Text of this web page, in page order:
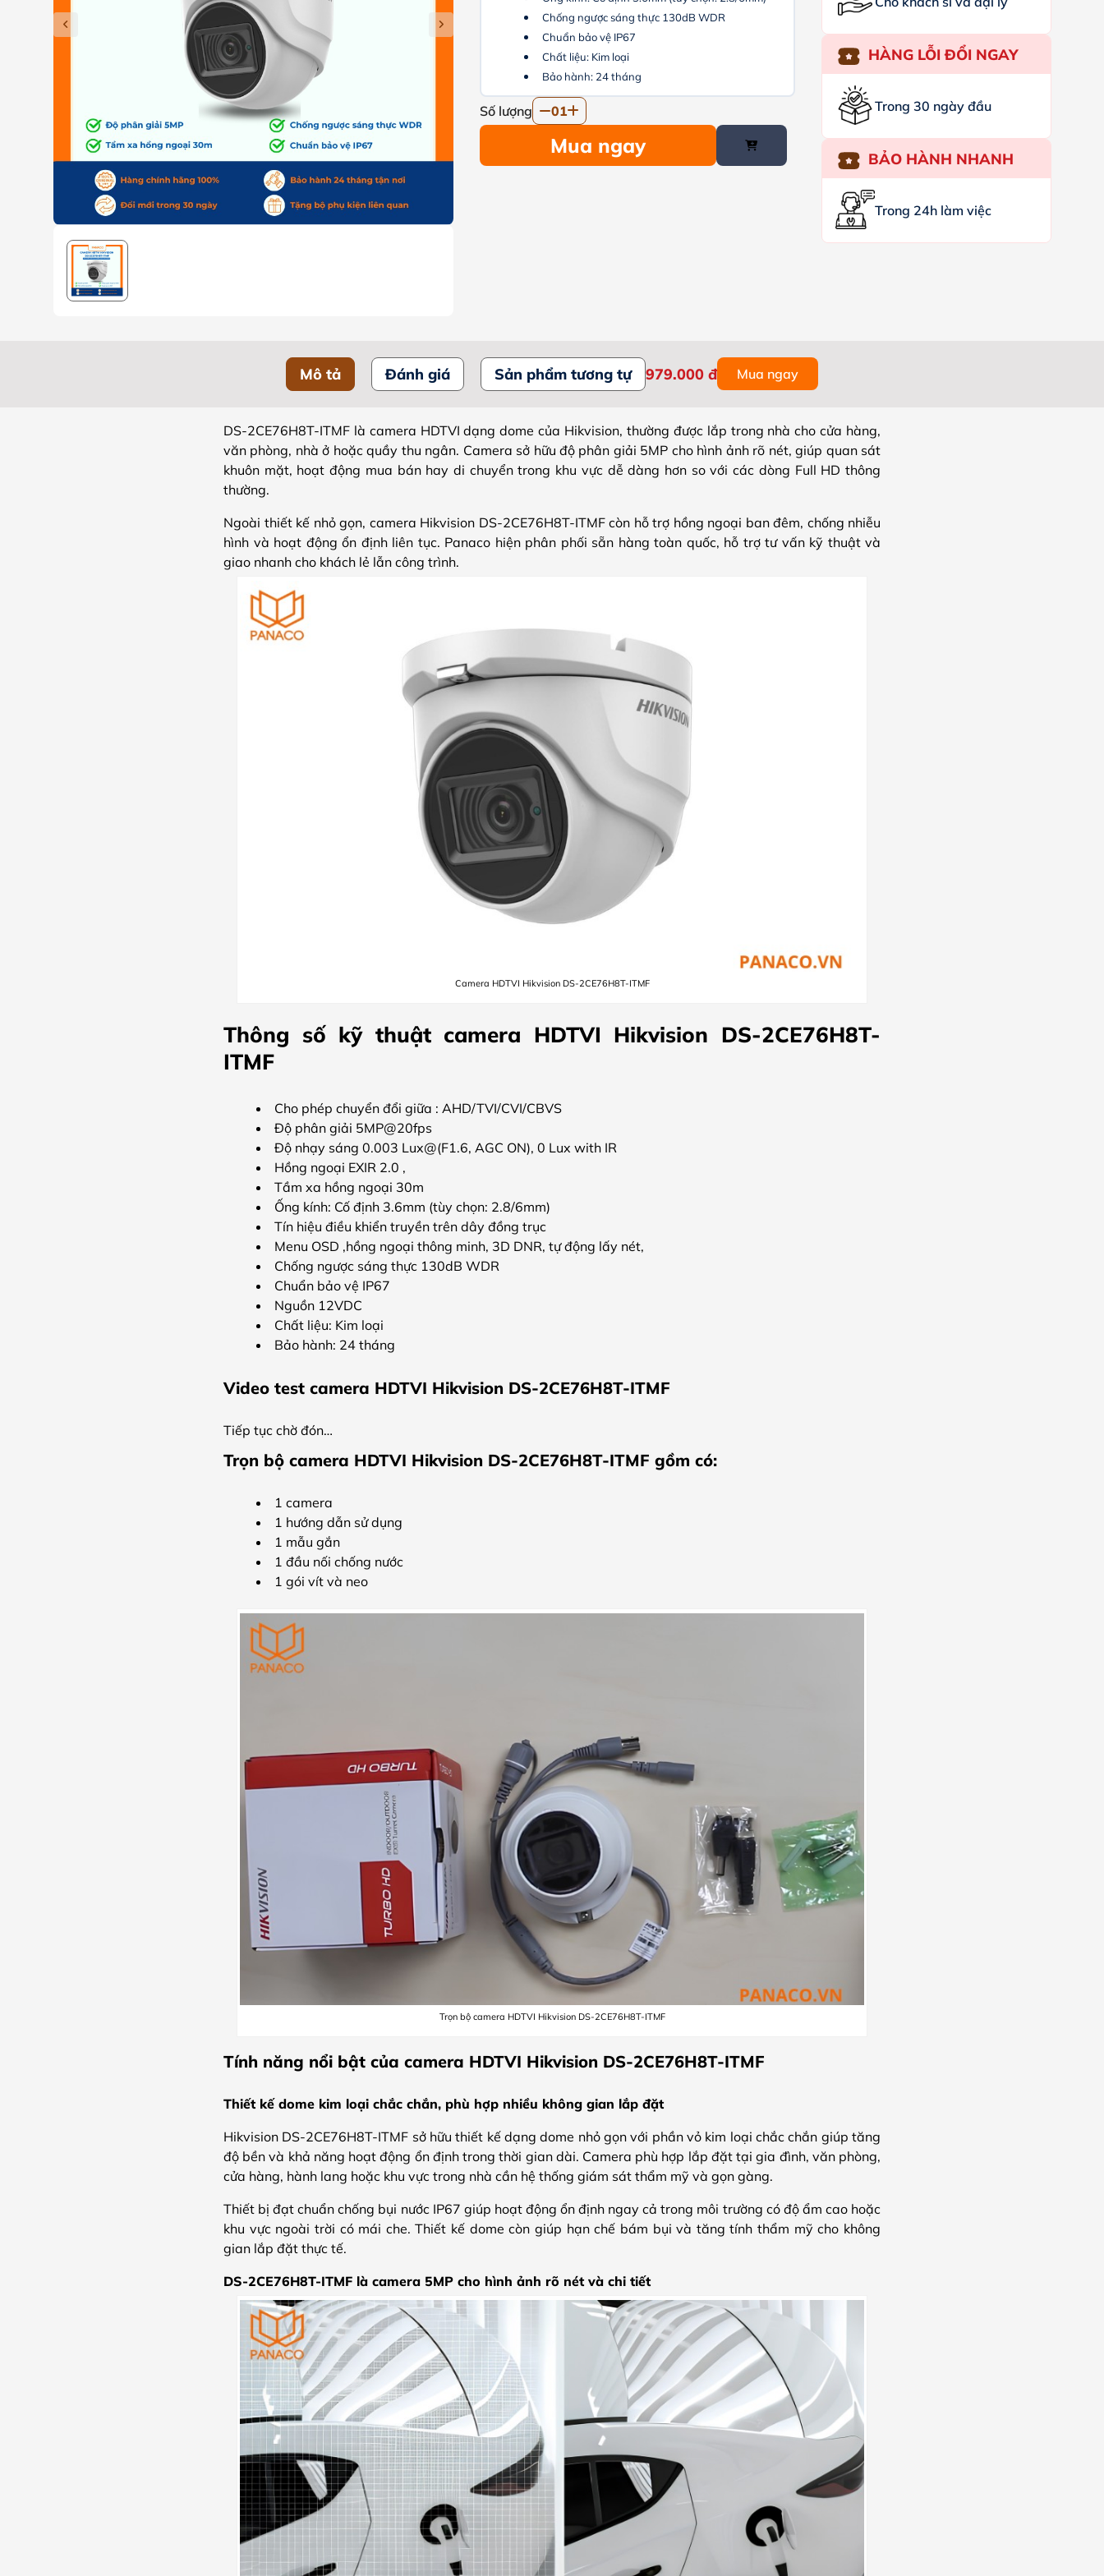
Chống ngược sáng thực 130dB WDR
Chuẩn bảo vệ IP67
Chất liệu: Kim loại
Bảo hành: 24 tháng
Số lượng 01
Mua ngay
HÀNG LỖI ĐỔI NGAY
Trong 30 ngày đầu
BẢO HÀNH NHANH
Trong 24h làm việc
Mô tả Đánh giá Sản phẩm tương tự 979.000 đ Mua ngay
DS-2CE76H8T-ITMF là camera HDTVI dạng dome của Hikvision, thường được lắp trong nhà cho cửa hàng,
văn phòng, nhà ở hoặc quầy thu ngân. Camera sở hữu độ phân giải 5MP cho hình ảnh rõ nét, giúp quan sát
khuôn mặt, hoạt động mua bán hay di chuyển trong khu vực dễ dàng hơn so với các dòng Full HD thông
thường.
Ngoài thiết kế nhỏ gọn, camera Hikvision DS-2CE76H8T-ITMF còn hỗ trợ hồng ngoại ban đêm, chống nhiễu
hình và hoạt động ổn định liên tục. Panaco hiện phân phối sẵn hàng toàn quốc, hỗ trợ tư vấn kỹ thuật và
giao nhanh cho khách lẻ lẫn công trình.
Camera HDTVI Hikvision DS-2CE76H8T-ITMF
Thông số kỹ thuật camera HDTVI Hikvision DS-2CE76H8T-
ITMF
Cho phép chuyển đổi giữa : AHD/TVI/CVI/CBVS
Độ phân giải 5MP@20fps
Độ nhạy sáng 0.003 Lux@(F1.6, AGC ON), 0 Lux with IR
Hồng ngoại EXIR 2.0 ,
Tầm xa hồng ngoại 30m
Ống kính: Cố định 3.6mm (tùy chọn: 2.8/6mm)
Tín hiệu điều khiển truyền trên dây đồng trục
Menu OSD ,hồng ngoại thông minh, 3D DNR, tự động lấy nét,
Chống ngược sáng thực 130dB WDR
Chuẩn bảo vệ IP67
Nguồn 12VDC
Chất liệu: Kim loại
Bảo hành: 24 tháng
Video test camera HDTVI Hikvision DS-2CE76H8T-ITMF
Tiếp tục chờ đón…
Trọn bộ camera HDTVI Hikvision DS-2CE76H8T-ITMF gồm có:
1 camera
1 hướng dẫn sử dụng
1 mẫu gắn
1 đầu nối chống nước
1 gói vít và neo
Trọn bộ camera HDTVI Hikvision DS-2CE76H8T-ITMF
Tính năng nổi bật của camera HDTVI Hikvision DS-2CE76H8T-ITMF
Thiết kế dome kim loại chắc chắn, phù hợp nhiều không gian lắp đặt
Hikvision DS-2CE76H8T-ITMF sở hữu thiết kế dạng dome nhỏ gọn với phần vỏ kim loại chắc chắn giúp tăng
độ bền và khả năng hoạt động ổn định trong thời gian dài. Camera phù hợp lắp đặt tại gia đình, văn phòng,
cửa hàng, hành lang hoặc khu vực trong nhà cần hệ thống giám sát thẩm mỹ và gọn gàng.
Thiết bị đạt chuẩn chống bụi nước IP67 giúp hoạt động ổn định ngay cả trong môi trường có độ ẩm cao hoặc
khu vực ngoài trời có mái che. Thiết kế dome còn giúp hạn chế bám bụi và tăng tính thẩm mỹ cho không
gian lắp đặt thực tế.
DS-2CE76H8T-ITMF là camera 5MP cho hình ảnh rõ nét và chi tiết